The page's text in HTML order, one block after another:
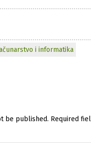
i informatika
be published. Required